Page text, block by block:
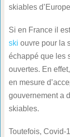
skiables
Si en France il
ski ouvre pour la
échappé que les
ouvertes. En
en mesure
gouvernement a
skiables.
Toutefois, Covid-